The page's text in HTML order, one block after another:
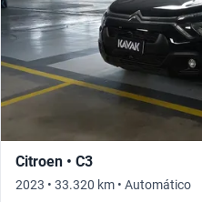
Citroen • C3
2023 • 33.320 km • Automático